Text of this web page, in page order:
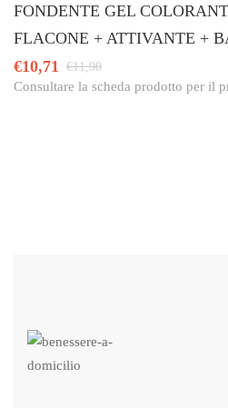
FONDENTE GEL
FLACONE + ATTIVANTE +
€10,71 €11,90
Consultare la scheda prodotto per il